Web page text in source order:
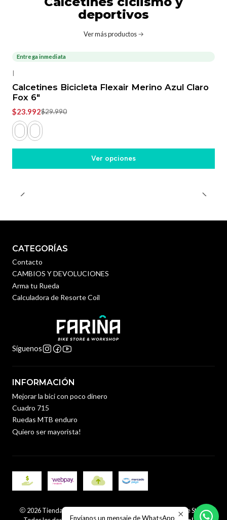
deportivos
Ver más productos
Entrega inmediata
|
Calcetines Bicicleta Flexair Merino Azul Claro
Fox 6"
$23.992$29.990
Ver opciones
CATEGORÍAS
Contacto
CAMBIOS Y DEVOLUCIONES
Arma tu Rueda
Calculadora de Resorte Coil
Síguenos
INFORMACIÓN
Mejorar la bici con poco dinero
Cuadro 715
Ruedas MTB enduro
Quiero ser mayorista!
2026 Tienda y Taller de Bicicletas en Santiago | Fariña Bike Store.
Envíanos un mensaje de WhatsApp